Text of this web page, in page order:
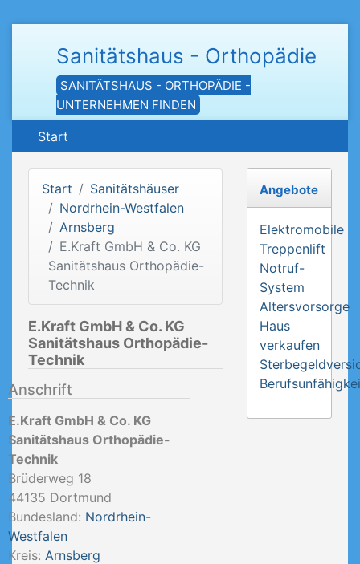
Sanitätshaus - Orthopädie
SANITÄTSHAUS - ORTHOPÄDIE -
UNTERNEHMEN FINDEN
Start
Start
Sanitätshäuser
Nordrhein-Westfalen
Arnsberg
E.Kraft GmbH & Co. KG
Sanitätshaus Orthopädie-
Technik
E.Kraft GmbH & Co. KG
Sanitätshaus Orthopädie-
Technik
Anschrift
E.Kraft GmbH & Co. KG
Sanitätshaus Orthopädie-
Technik
Brüderweg 18
44135 Dortmund
Bundesland: Nordrhein-
Westfalen
Kreis: Arnsberg
Angebote
Elektromobile
Treppenlift
Notruf-
System
Altersvorsorge
Haus
verkaufen